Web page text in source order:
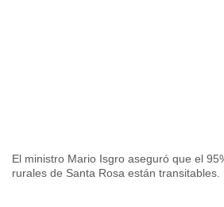
El ministro Mario Isgro aseguró que el
rurales de Santa Rosa están transitables.